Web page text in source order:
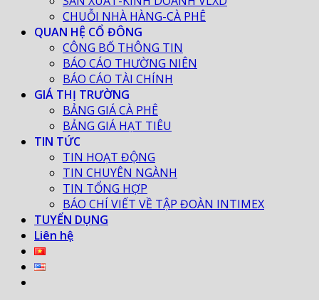
CHUỖI NHÀ HÀNG-CÀ PHÊ
QUAN HỆ CỔ ĐÔNG
CÔNG BỐ THÔNG TIN
BÁO CÁO THƯỜNG NIÊN
BÁO CÁO TÀI CHÍNH
GIÁ THỊ TRƯỜNG
BẢNG GIÁ CÀ PHÊ
BẢNG GIÁ HẠT TIÊU
TIN TỨC
TIN HOẠT ĐỘNG
TIN CHUYÊN NGÀNH
TIN TỔNG HỢP
BÁO CHÍ VIẾT VỀ TẬP ĐOÀN INTIMEX
TUYỂN DỤNG
Liên hệ